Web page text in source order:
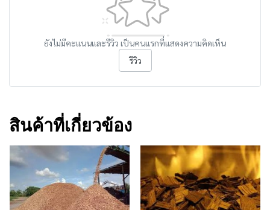
ยังไม่มีคะแนนและรีวิว เป็นคนแรกที่แสดงความคิดเห็น
รีวิว
สินค้าที่เกี่ยวข้อง